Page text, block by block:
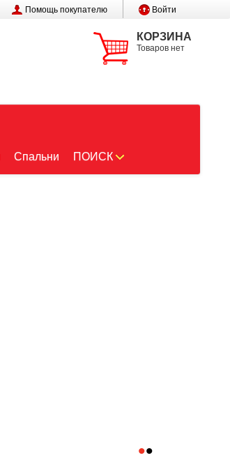
Помощь покупателю Войти
КОРЗИНА
Товаров нет
Спальни ПОИСК
••